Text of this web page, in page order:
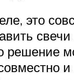
это
решение